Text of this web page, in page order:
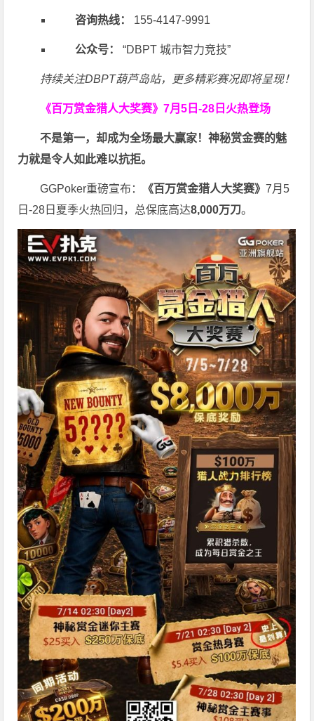
咨询热线： 155-4147-9991
公众号： “DBPT 城市智力竞技”
持续关注DBPT葫芦岛站，更多精彩赛况即将呈现！
《百万赏金猎人大奖赛》7月5日-28日火热登场
不是第一，却成为全场最大赢家！神秘赏金赛的魅
力就是令人如此难以抗拒。
GGPoker重磅宣布： 《百万赏金猎人大奖赛》7月5
日-28日夏季火热回归，总保底高达8,000万刀。